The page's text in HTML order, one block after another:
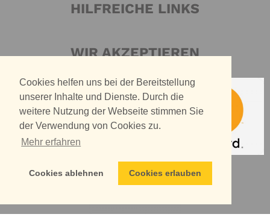
Cookies helfen uns bei der Bereitstellung
unserer Inhalte und Dienste. Durch die
weitere Nutzung der Webseite stimmen Sie
der Verwendung von Cookies zu.
Mehr erfahren
Cookies ablehnen Cookies erlauben
HILFREICHE LINKS
WIR AKZEPTIEREN
WIR VERSENDEN MIT